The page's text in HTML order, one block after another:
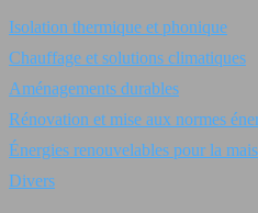
Isolation thermique et phonique
Chauffage et solutions climatiques
Aménagements durables
Rénovation et mise aux normes
Énergies renouvelables pour la
Divers